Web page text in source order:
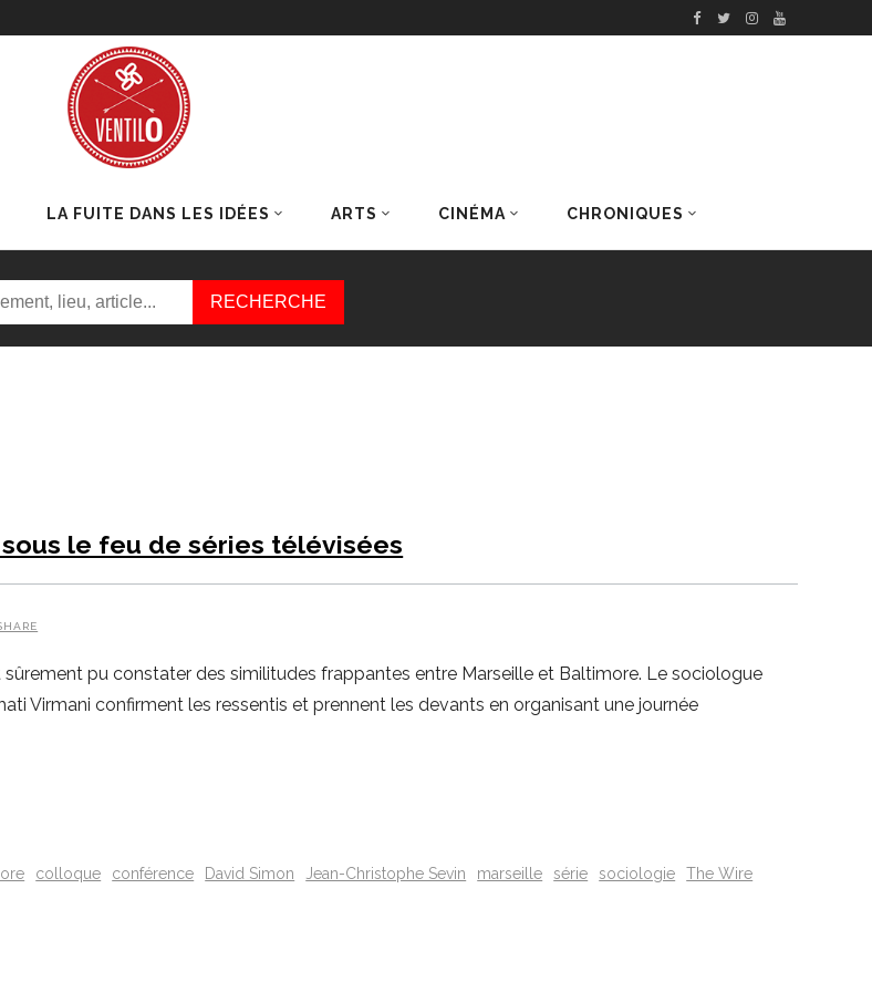
LA FUITE DANS LES IDÉES ARTS CINÉMA CHRONIQUES
DERNIERS ARTICLES
dans la bouche de ceux qui
le feu de séries télévisées
pu constater des similitudes frappantes entre Marseille et Baltimore. Le sociologue
Virmani confirment les ressentis et prennent les devants en organisant une journée
colloque conférence David Simon Jean-Christophe Sevin marseille série sociologie The Wire